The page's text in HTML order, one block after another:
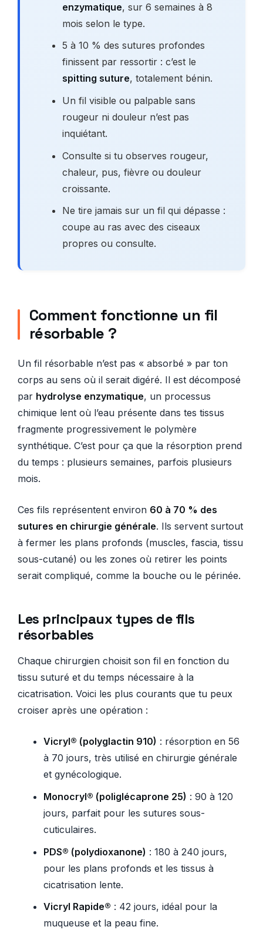
enzymatique, sur 6 semaines à 8
mois selon le type.
5 à 10 % des sutures profondes
finissent par ressortir : c’est le
spitting suture, totalement bénin.
Un fil visible ou palpable sans
rougeur ni douleur n’est pas
inquiétant.
Consulte si tu observes rougeur,
chaleur, pus, fièvre ou douleur
croissante.
Ne tire jamais sur un fil qui dépasse :
coupe au ras avec des ciseaux
propres ou consulte.
Comment fonctionne un fil
résorbable ?
Un fil résorbable n’est pas « absorbé » par ton
corps au sens où il serait digéré. Il est décomposé
par hydrolyse enzymatique, un processus
chimique lent où l’eau présente dans tes tissus
fragmente progressivement le polymère
synthétique. C’est pour ça que la résorption prend
du temps : plusieurs semaines, parfois plusieurs
mois.
Ces fils représentent environ 60 à 70 % des
sutures en chirurgie générale. Ils servent surtout
à fermer les plans profonds (muscles, fascia, tissu
sous-cutané) ou les zones où retirer les points
serait compliqué, comme la bouche ou le périnée.
Les principaux types de fils
résorbables
Chaque chirurgien choisit son fil en fonction du
tissu suturé et du temps nécessaire à la
cicatrisation. Voici les plus courants que tu peux
croiser après une opération :
Vicryl® (polyglactin 910) : résorption en 56
à 70 jours, très utilisé en chirurgie générale
et gynécologique.
Monocryl® (poliglécaprone 25) : 90 à 120
jours, parfait pour les sutures sous-
cuticulaires.
PDS® (polydioxanone) : 180 à 240 jours,
pour les plans profonds et les tissus à
cicatrisation lente.
Vicryl Rapide® : 42 jours, idéal pour la
muqueuse et la peau fine.